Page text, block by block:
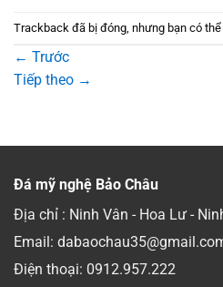
Trackback đã bị đóng, nhưng bạn có thể
← Trước
Tiếp theo →
Đá mỹ nghệ Bảo Châu
Địa chỉ : Ninh Vân - Hoa Lư -
Email:
Điện thoại: 0912.957.222